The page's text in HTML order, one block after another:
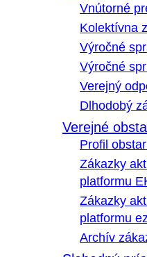
Vnútorné
Kolektívna
Výročné
Výročné
Verejný
Dlhodobý
Verejné
Profil
Zákazky
platformu
Zákazky
platformu
Archív